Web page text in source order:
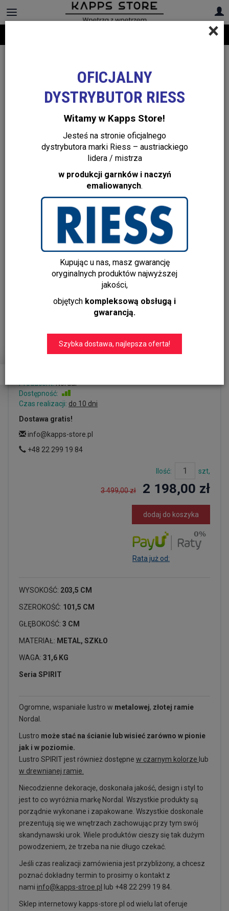
+48 22 299 19 84
×
OFICJALNY
DYSTRYBUTOR RIESS
Witamy w Kapps Store!
Jesteś na stronie oficjalnego
dystrybutora marki Riess – austriackiego
lidera / mistrza
w produkcji garnków i naczyń
emaliowanych.
Kupując u nas, masz gwarancję
oryginalnych produktów najwyższej
jakości,
objętych kompleksową obsługą i
gwarancją.
Szybka dostawa, najlepsza oferta!
SPIRIT Duże Lustro ścienne w
złotym Nordal
Producent:Nordal
Dostępność:
Czas realizacji: do 10 dni
Dostawa gratis!
info@kapps-store.pl
+48 22 299 19 84
Ilość: szt,
3 499,00 zł 2 198,00 zł
dodaj do koszyka
Rata już od:
WYSOKOŚĆ: 203,5 CM
SZEROKOŚĆ: 101,5 CM
GŁĘBOKOŚĆ: 3 CM
MATERIAŁ: METAL, SZKŁO
WAGA: 31,6 KG
Seria SPIRIT
Ogromne, wspaniałe lustro w metalowej, złotej ramie
Nordal.
Lustro może stać na ścianie lub wisieć zarówno w pionie
jak i w poziomie.
Lustro SPIRIT jest również dostępne w czarnym kolorze lub
w drewnianej ramie.
Niecodzienne dekoracje, doskonała jakość, design i styl to
jest to co wyróżnia markę Nordal. Wszystkie produkty są
porządnie wykonane i zapakowane. Wszystkie doskonale
prezentują się we wnętrzach zachowując przy tym swój
skandynawski urok. Wiele produktów cieszy się tak dużym
powodzeniem, że trzeba na nie długo czekać.
Jeśli czas realizacji zamówienia jest przybliżony, a chcesz
poznać dokładny termin to prosimy o kontakt z
nami info@kapps-stroe.pl lub +48 22 299 19 84.
Sklep internetowy kapps-store.pl od wielu lat oferuje